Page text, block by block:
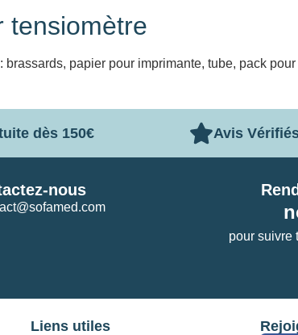
tensiomètre
papier pour imprimante, tube, pack
dès 150€ Avis
nous
pour suivre
Liens utiles